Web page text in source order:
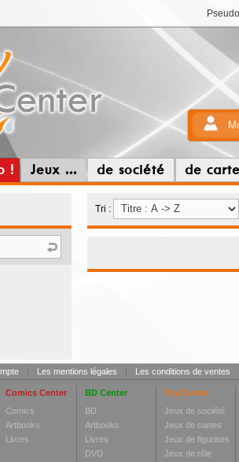
! Jeux ... de société de
Tri :
| Les mentions légales | Les conditions de ventes
Comics Center
Comics
Artbooks
Livres
BD Center
BD
Artbooks
Livres
DVD
Toy Center
Jeux de société
Jeux de cartes
Jeux de figurines
Jeux de rôle